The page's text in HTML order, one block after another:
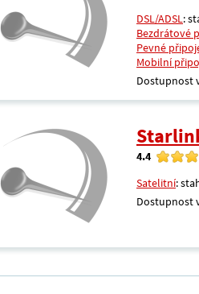
DSL/ADSL:
Bezdrátové
Pevné
Mobilní
Dostupnost
4.4
Satelitní:
Dostupnost